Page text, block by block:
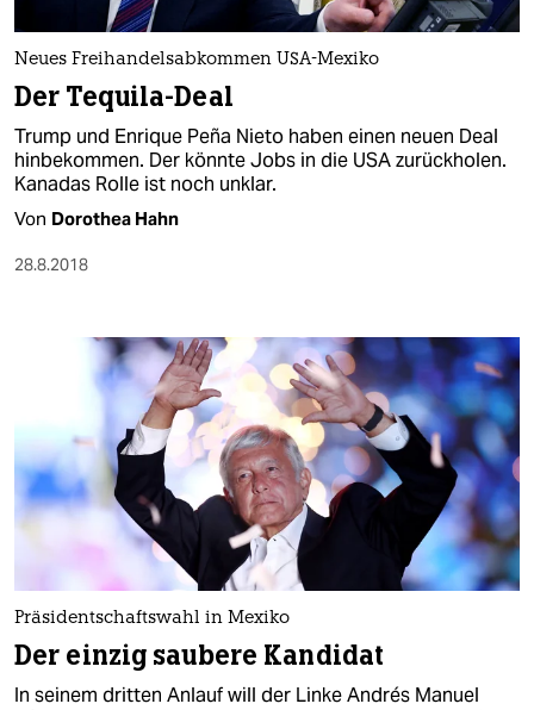
Neues Freihandelsabkommen USA-Mexiko
Der Tequila-Deal
Trump und Enrique Peña Nieto haben einen neuen Deal
hinbekommen. Der könnte Jobs in die USA zurückholen.
Kanadas Rolle ist noch unklar.
Von Dorothea Hahn
28.8.2018
Präsidentschaftswahl in Mexiko
Der einzig saubere Kandidat
In seinem dritten Anlauf will der Linke Andrés Manuel